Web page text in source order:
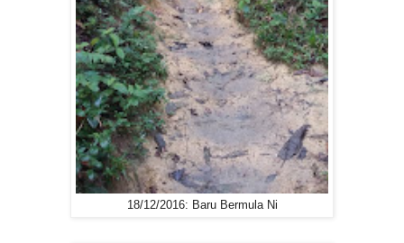
18/12/2016: Baru Bermula Ni